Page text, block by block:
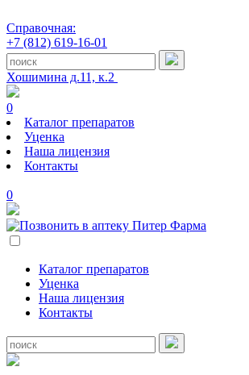
Справочная:
+7 (812) 619-16-01
Хошимина д.11, к.2
0
Каталог препаратов
Уценка
Наша лицензия
Контакты
0
Каталог препаратов
Уценка
Наша лицензия
Контакты